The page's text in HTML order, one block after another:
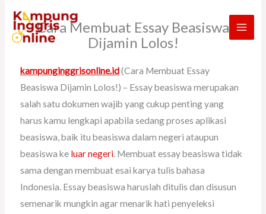
content
Cara Membuat Essay Beasiswa
Dijamin Lolos!
kampunginggrisonline.id(Cara Membuat Essay
Beasiswa Dijamin Lolos!) – Essay beasiswa merupakan
salah satu dokumen wajib yang cukup penting yang
harus kamu lengkapi apabila sedang proses aplikasi
beasiswa, baik itu beasiswa dalam negeri ataupun
beasiswa ke luar negeri. Membuat essay beasiswa tidak
sama dengan membuat esai karya tulis bahasa
Indonesia. Essay beasiswa haruslah ditulis dan disusun
semenarik mungkin agar menarik hati penyeleksi